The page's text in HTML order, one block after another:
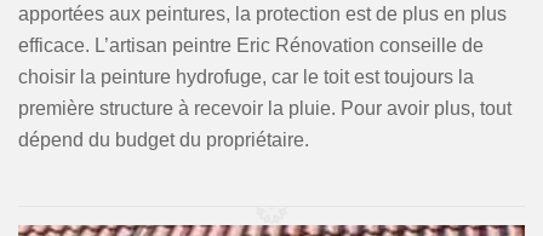
apportées aux peintures, la protection est de plus en plus
efficace. L’artisan peintre Eric Rénovation conseille de
choisir la peinture hydrofuge, car le toit est toujours la
première structure à recevoir la pluie. Pour avoir plus, tout
dépend du budget du propriétaire.